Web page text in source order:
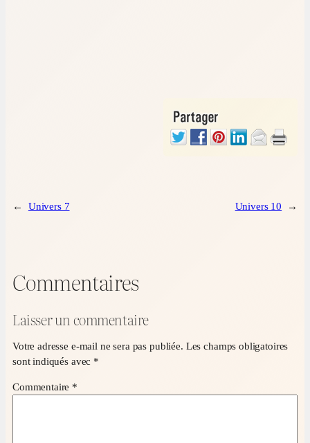
← Univers 7 Univers 10 →
Commentaires
Laisser un commentaire
Votre adresse e-mail ne sera pas publiée. Les champs obligatoires
sont indiqués avec *
Commentaire *